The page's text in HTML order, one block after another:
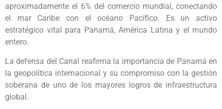
aproximadamente el 6% del comercio mundial, conectando
el mar Caribe con el océano Pacífico. Es un activo
estratégico vital para Panamá, América Latina y el mundo
entero.
La defensa del Canal reafirma la importancia de Panamá en
la geopolítica internacional y su compromiso con la gestión
soberana de uno de los mayores logros de infraestructura
global.